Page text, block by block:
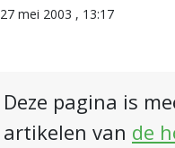
27 mei 2003 , 13:17
Deze pagina is
artikelen van de